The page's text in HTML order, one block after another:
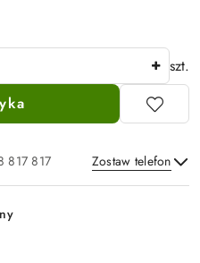
szt.
817 817 Zostaw telefon